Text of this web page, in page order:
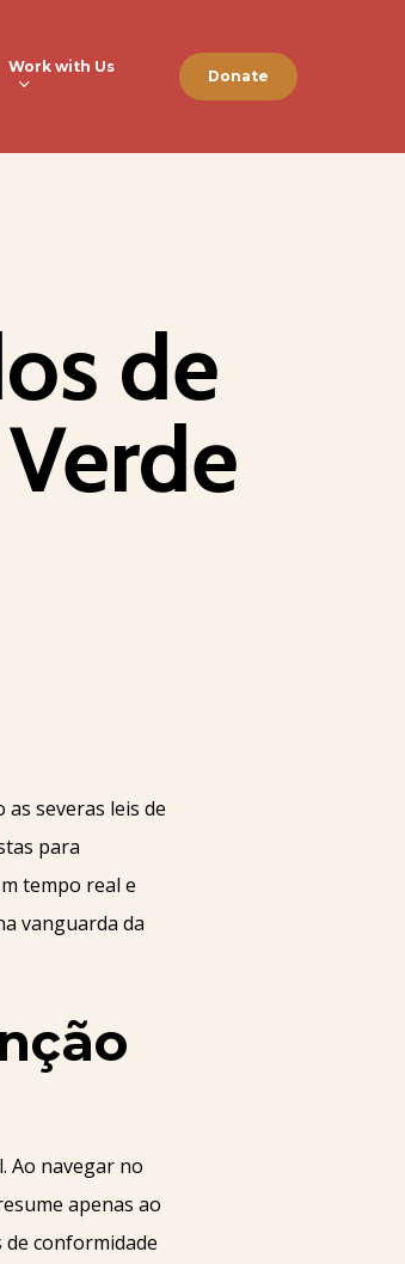
Work with Us
Donate
de
severas leis de
para
tempo real e
vanguarda da
Ao navegar no
apenas ao
conformidade